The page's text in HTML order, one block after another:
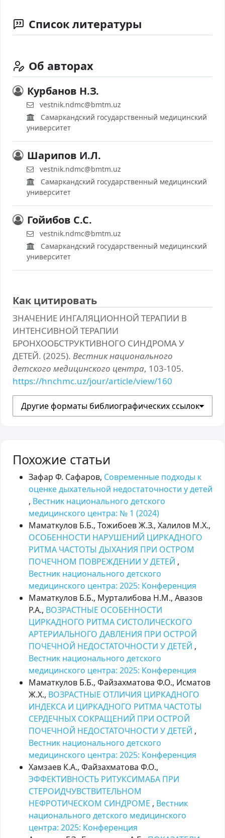
Список литературы
Об авторах
Курбанов Н.З.
vestnik.ndmc@bmtm.uz
Самаркандский государственный медицинский
университет
Шарипов И.Л.
vestnik.ndmc@bmtm.uz
Самаркандский государственный медицинский
университет
Гойибов С.С.
vestnik.ndmc@bmtm.uz
Самаркандский государственный медицинский
университет
Как цитировать
ЗНАЧЕНИЕ ИНГАЛЯЦИОННОЙ ТЕРАПИИ В
ИНТЕНСИВНОЙ ТЕРАПИИ
БРОНХООБСТРУКТИВНОГО СИНДРОМА У
ДЕТЕЙ. (2025). Вестник национального
детского медицинского центра, 103-105.
https://hnchmc.uz/jour/article/view/160
Другие форматы библиографических ссылок
Похожие статьи
Зафар Ф. Сафаров, Современные подходы к
оценке дыхательной недостаточности у детей
, Вестник национального детского
медицинского центра: № 1 (2024)
Маматкулов Б.Б., Тожибоев Ж.З., Халилов М.Х.,
ОСОБЕННОСТИ НАРУШЕНИЙ ЦИРКАДНОГО
РИТМА ЧАСТОТЫ ДЫХАНИЯ ПРИ ОСТРОМ
ПОЧЕЧНОМ ПОВРЕЖДЕНИИ У ДЕТЕЙ ,
Вестник национального детского
медицинского центра: 2025: Kонференция
Маматкулов Б.Б., Мурталибова Н.М., Авазов
Р.А., ВОЗРАСТНЫЕ ОСОБЕННОСТИ
ЦИРКАДНОГО РИТМА СИСТОЛИЧЕСКОГО
АРТЕРИАЛЬНОГО ДАВЛЕНИЯ ПРИ ОСТРОЙ
ПОЧЕЧНОЙ НЕДОСТАТОЧНОСТИ У ДЕТЕЙ ,
Вестник национального детского
медицинского центра: 2025: Kонференция
Маматкулов Б.Б., Файзахматова Ф.О., Исматов
Ж.Х., ВОЗРАСТНЫЕ ОТЛИЧИЯ ЦИРКАДНОГО
ИНДЕКСА И ЦИРКАДНОГО РИТМА ЧАСТОТЫ
СЕРДЕЧНЫХ СОКРАЩЕНИЙ ПРИ ОСТРОЙ
ПОЧЕЧНОЙ НЕДОСТАТОЧНОСТИ У ДЕТЕЙ ,
Вестник национального детского
медицинского центра: 2025: Kонференция
Хамзаев К.А., Файзахматова Ф.О.,
ЭФФЕКТИВНОСТЬ РИТУКСИМАБА ПРИ
СТЕРОИДЧУВСТВИТЕЛЬНОМ
НЕФРОТИЧЕСКОМ СИНДРОМЕ , Вестник
национального детского медицинского
центра: 2025: Kонференция